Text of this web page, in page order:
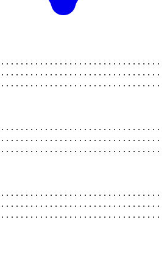
. . . . . . . . . . . . . . . . . . . . . . . . . . . . . . . .
. . . . . . . . . . . . . . . . . . . . . . . . . . . . . . . .
. . . . . . . . . . . . . . . . . . . . . . . . . . . . . . . .
. . . . . . . . . . . . . . . . . . . . . . . . . . . . . . . .
. . . . . . . . . . . . . . . . . . . . . . . . . . . . . . . .
. . . . . . . . . . . . . . . . . . . . . . . . . . . . . . . .
. . . . . . . . . . . . . . . . . . . . . . . . . . . . . . . .
. . . . . . . . . . . . . . . . . . . . . . . . . . . . . . . .
. . . . . . . . . . . . . . . . . . . . . . . . . . . . . . . .